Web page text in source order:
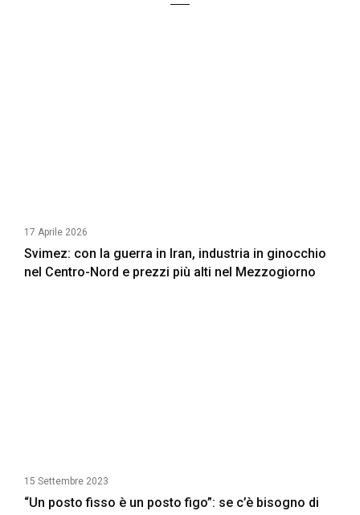
17 Aprile 2026
Svimez: con la guerra in Iran, industria in ginocchio
nel Centro-Nord e prezzi più alti nel Mezzogiorno
15 Settembre 2023
“Un posto fisso è un posto figo”: se c’è bisogno di